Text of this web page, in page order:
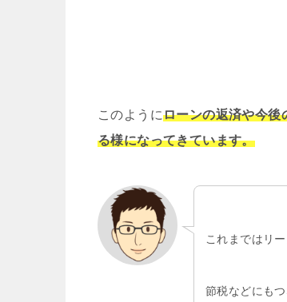
このようにローンの返済や今後
る様になってきています。
これまではリ
節税などにも